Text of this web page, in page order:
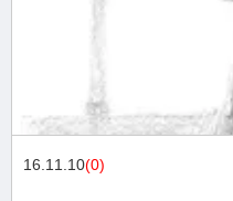
16.11.10(0)